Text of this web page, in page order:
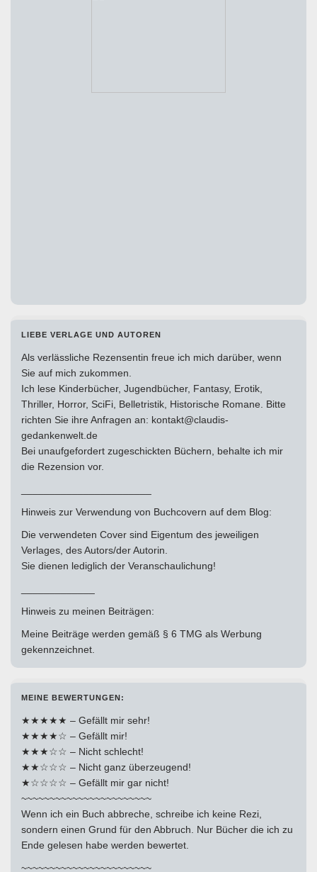
LIEBE VERLAGE UND AUTOREN
Als verlässliche Rezensentin freue ich mich darüber, wenn
Sie auf mich zukommen.
Ich lese Kinderbücher, Jugendbücher, Fantasy, Erotik,
Thriller, Horror, SciFi, Belletristik, Historische Romane. Bitte
richten Sie ihre Anfragen an: kontakt@claudis-
gedankenwelt.de
Bei unaufgefordert zugeschickten Büchern, behalte ich mir
die Rezension vor.
Hinweis zur Verwendung von Buchcovern auf dem Blog:
Die verwendeten Cover sind Eigentum des jeweiligen
Verlages, des Autors/der Autorin.
Sie dienen lediglich der Veranschaulichung!
Hinweis zu meinen Beiträgen:
Meine Beiträge werden gemäß § 6 TMG als Werbung
gekennzeichnet.
MEINE BEWERTUNGEN:
★★★★★ – Gefällt mir sehr!
★★★★☆ – Gefällt mir!
★★★☆☆ – Nicht schlecht!
★★☆☆☆ – Nicht ganz überzeugend!
★☆☆☆☆ – Gefällt mir gar nicht!
~~~~~~~~~~~~~~~~~~~~~~~
Wenn ich ein Buch abbreche, schreibe ich keine Rezi,
sondern einen Grund für den Abbruch. Nur Bücher die ich zu
Ende gelesen habe werden bewertet.
~~~~~~~~~~~~~~~~~~~~~~~